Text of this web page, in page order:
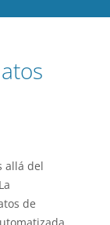
allá del
de